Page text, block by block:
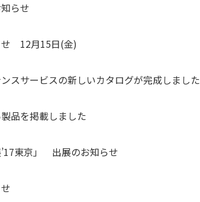
らせ
せ 12月15日(金)
スサービスの新しいカタログが完成しました
品を掲載しました
東京」 出展のお知らせ